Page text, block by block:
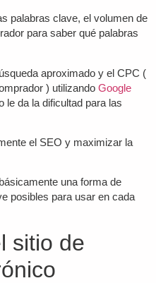
palabras clave, el volumen de
para saber qué palabras
aproximado y el CPC (
) utilizando Google
le da la dificultad para las
el SEO y maximizar la
una forma de
posibles para usar en cada
sitio de